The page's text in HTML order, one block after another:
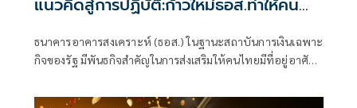
ธนาคารอาคารสงเคราะห์ (ธอส.) ในฐานะสถาบันการเงินเฉพาะ
กิจของรัฐ มีพันธกิจสำคัญในการส่งเสริมให้คนไทยมีที่อยู่อาศัย